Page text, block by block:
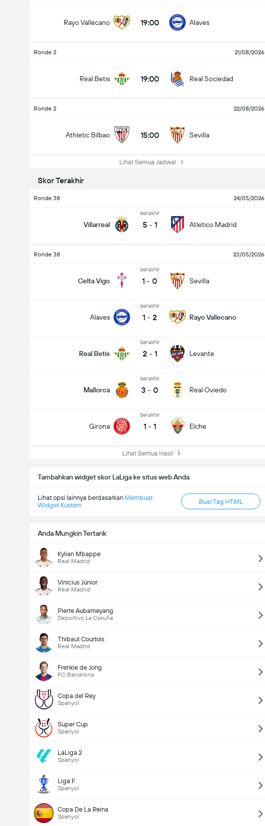
Rayo Vallecano 19:00 Alaves
Ronde 2 21/08/2026
Real Betis 19:00 Real Sociedad
Ronde 2 22/08/2026
Athletic Bilbao 15:00 Sevilla
Lihat Semua Jadwal
Skor Terakhir
Ronde 38 24/05/2026
Villarreal
berakhir
5 - 1 Atletico Madrid
Ronde 38 23/05/2026
Celta Vigo
berakhir
1 - 0 Sevilla
Alaves
berakhir
1 - 2 Rayo Vallecano
Real Betis
berakhir
2 - 1 Levante
Mallorca
berakhir
3 - 0 Real Oviedo
Girona
berakhir
1 - 1 Elche
Lihat Semua Hasil
Tambahkan widget skor LaLiga ke situs web Anda
Lihat opsi lainnya berdasarkan Membuat
Widget Kustom
Buat Tag HTML
Anda Mungkin Tertarik
Kylian Mbappe
Real Madrid
Vinicius Júnior
Real Madrid
Pierre Aubameyang
Deportivo La Coruña
Thibaut Courtois
Real Madrid
Frenkie de Jong
FC Barcelona
Copa del Rey
Spanyol
Super Cup
Spanyol
LaLiga 2
Spanyol
Liga F
Spanyol
Copa De La Reina
Spanyol
total gol dalam permainan (2.5)